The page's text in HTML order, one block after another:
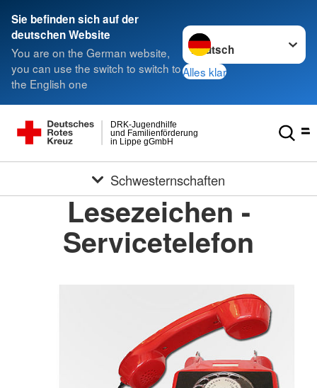
Sie befinden sich auf der
deutschen Website
You are on the German website,
you can use the switch to switch to
the English one
Sprache wechseln zu
Alles klar
in Lippe gGmbH
und Familienförderung
DRK-Jugendhilfe
Schwesternschaften
Lesezeichen -
Servicetelefon